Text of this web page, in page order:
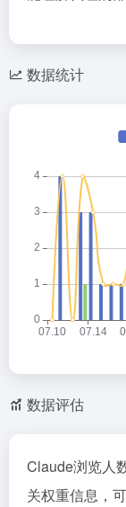
数据统计
数据评估
Claude浏览人
关权重信息，